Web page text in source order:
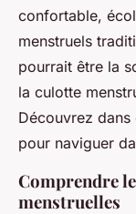
confortable,
menstruels
pourrait être la
la culotte
Découvrez
pour naviguer
Comprendre
menstruelles